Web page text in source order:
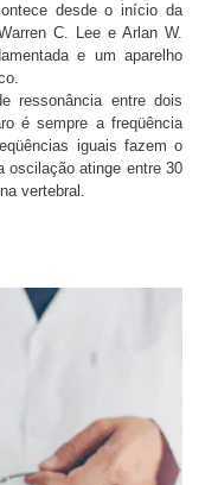
desde o início da
C. Lee e Arlan W.
e um aparelho
ressonância entre dois
é sempre a freqüência
iguais fazem o
oscilação atinge entre 30
vertebral.